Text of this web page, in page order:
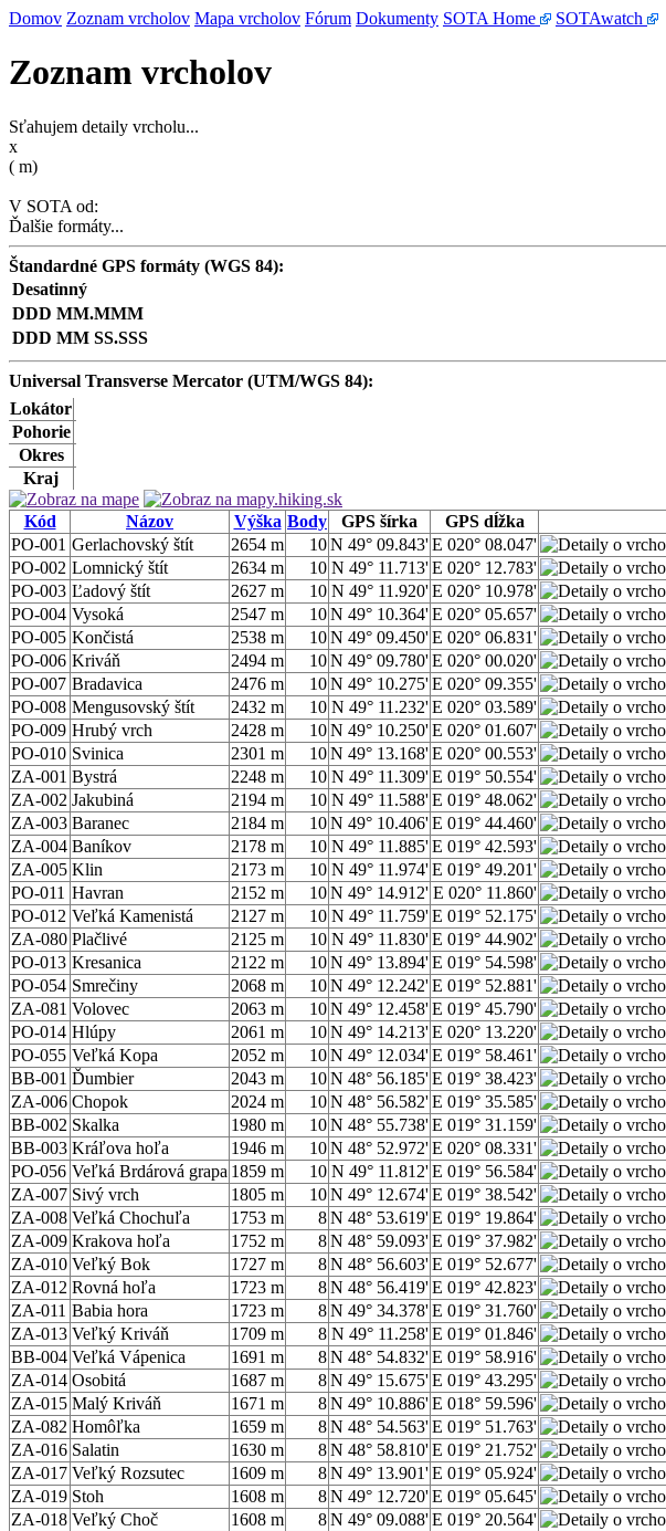
Domov Zoznam vrcholov Mapa vrcholov Fórum Dokumenty SOTA Home SOTAwatch
Zoznam vrcholov
Sťahujem detaily vrcholu...
x
( m)
V SOTA od:
Ďalšie formáty...
Štandardné GPS formáty (WGS 84):
Desatinný
DDD MM.MMM
DDD MM SS.SSS
Universal Transverse Mercator (UTM/WGS 84):
Lokátor
Pohorie
Okres
Kraj
Kód Názov Výška Body GPS šírka GPS dĺžka
PO-001 Gerlachovský štít 2654 m 10N 49° 09.843'E 020° 08.047'
PO-002 Lomnický štít 2634 m 10 N 49° 11.713'E 020° 12.783'
PO-003 Ľadový štít 2627 m 10 N 49° 11.920'E 020° 10.978'
PO-004 Vysoká 2547 m 10N 49° 10.364'E 020° 05.657'
PO-005 Končistá 2538 m 10N 49° 09.450'E 020° 06.831'
PO-006 Kriváň 2494 m 10N 49° 09.780'E 020° 00.020'
PO-007 Bradavica 2476 m 10N 49° 10.275'E 020° 09.355'
PO-008 Mengusovský štít 2432 m 10 N 49° 11.232'E 020° 03.589'
PO-009 Hrubý vrch 2428 m 10N 49° 10.250'E 020° 01.607'
PO-010 Svinica 2301 m 10N 49° 13.168'E 020° 00.553'
ZA-001 Bystrá 2248 m 10 N 49° 11.309'E 019° 50.554'
ZA-002 Jakubiná 2194 m 10 N 49° 11.588'E 019° 48.062'
ZA-003 Baranec 2184 m 10N 49° 10.406'E 019° 44.460'
ZA-004 Baníkov 2178 m 10 N 49° 11.885'E 019° 42.593'
ZA-005 Klin 2173 m 10 N 49° 11.974'E 019° 49.201'
PO-011 Havran 2152 m 10N 49° 14.912' E 020° 11.860'
PO-012 Veľká Kamenistá 2127 m 10 N 49° 11.759'E 019° 52.175'
ZA-080 Plačlivé 2125 m 10 N 49° 11.830'E 019° 44.902'
PO-013 Kresanica 2122 m 10N 49° 13.894'E 019° 54.598'
PO-054 Smrečiny 2068 m 10N 49° 12.242'E 019° 52.881'
ZA-081 Volovec 2063 m 10N 49° 12.458'E 019° 45.790'
PO-014 Hlúpy 2061 m 10N 49° 14.213'E 020° 13.220'
PO-055 Veľká Kopa 2052 m 10N 49° 12.034'E 019° 58.461'
BB-001 Ďumbier 2043 m 10N 48° 56.185'E 019° 38.423'
ZA-006 Chopok 2024 m 10N 48° 56.582'E 019° 35.585'
BB-002 Skalka 1980 m 10N 48° 55.738'E 019° 31.159'
BB-003 Kráľova hoľa 1946 m 10N 48° 52.972'E 020° 08.331'
PO-056 Veľká Brdárová grapa 1859 m 10 N 49° 11.812'E 019° 56.584'
ZA-007 Sivý vrch 1805 m 10N 49° 12.674'E 019° 38.542'
ZA-008 Veľká Chochuľa 1753 m 8N 48° 53.619'E 019° 19.864'
ZA-009 Krakova hoľa 1752 m 8N 48° 59.093'E 019° 37.982'
ZA-010 Veľký Bok 1727 m 8N 48° 56.603'E 019° 52.677'
ZA-012 Rovná hoľa 1723 m 8N 48° 56.419'E 019° 42.823'
ZA-011 Babia hora 1723 m 8N 49° 34.378'E 019° 31.760'
ZA-013 Veľký Kriváň 1709 m 8 N 49° 11.258'E 019° 01.846'
BB-004 Veľká Vápenica 1691 m 8N 48° 54.832'E 019° 58.916'
ZA-014 Osobitá 1687 m 8N 49° 15.675'E 019° 43.295'
ZA-015 Malý Kriváň 1671 m 8N 49° 10.886'E 018° 59.596'
ZA-082 Homôľka 1659 m 8N 48° 54.563'E 019° 51.763'
ZA-016 Salatin 1630 m 8N 48° 58.810'E 019° 21.752'
ZA-017 Veľký Rozsutec 1609 m 8N 49° 13.901'E 019° 05.924'
ZA-019 Stoh 1608 m 8N 49° 12.720'E 019° 05.645'
ZA-018 Veľký Choč 1608 m 8N 49° 09.088'E 019° 20.564'